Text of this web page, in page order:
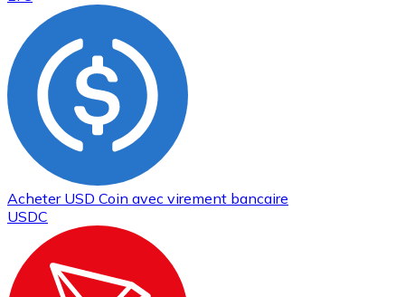
Acheter USD Coin avec virement bancaire
USDC